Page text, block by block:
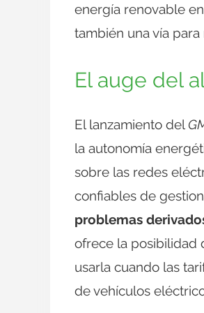
energía renovable
también una vía
El auge del
El lanzamiento del
la autonomía
sobre las redes
confiables de
problemas
ofrece la posibilidad
usarla cuando las
de vehículos